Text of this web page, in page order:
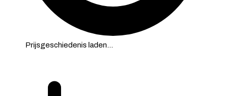
Prijsgeschiedenis laden…